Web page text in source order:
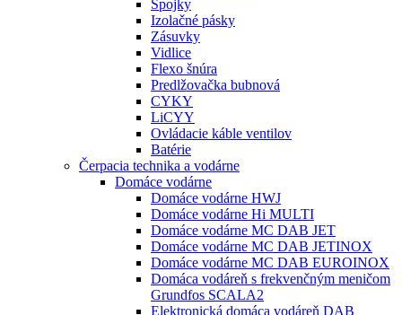
Spojky
Izolačné pásky
Zásuvky
Vidlice
Flexo šnúra
Predlžovačka bubnová
CYKY
LiCYY
Ovládacie káble ventilov
Batérie
Čerpacia technika a vodárne
Domáce vodárne
Domáce vodárne HWJ
Domáce vodárne Hi MULTI
Domáce vodárne MC DAB JET
Domáce vodárne MC DAB JETINOX
Domáce vodárne MC DAB EUROINOX
Domáca vodáreň s frekvenčným meničom
Grundfos SCALA2
Elektronická domáca vodáreň DAB